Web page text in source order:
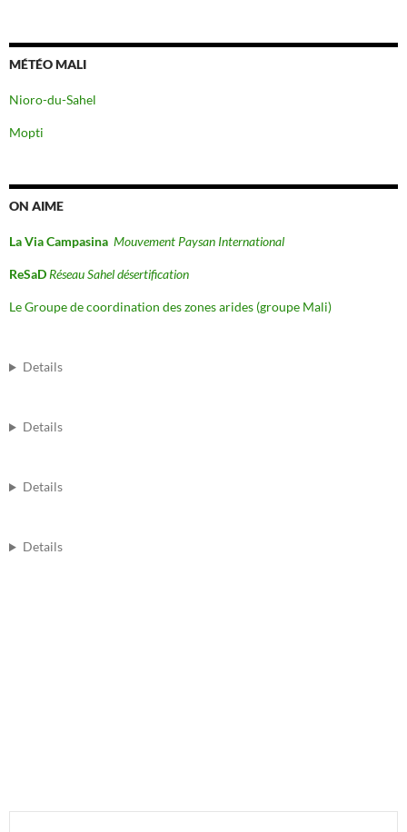
MÉTÉO MALI
Nioro-du-Sahel
Mopti
ON AIME
La Via Campasina Mouvement Paysan International
ReSaD Réseau Sahel désertification
Le Groupe de coordination des zones arides (groupe Mali)
Details
Details
Details
Details